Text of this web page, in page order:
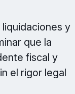
y
que la
fiscal y
el rigor legal